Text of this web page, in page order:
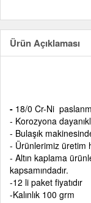
Ürün Açıklaması
- 18/0 Cr-Ni
- Korozyona
- Bulaşık
- Ürünlerimiz üretim
- Altın kaplama
kapsamındadır.
-12 li paket fiyatıdır
-Kalınlık 100 grm